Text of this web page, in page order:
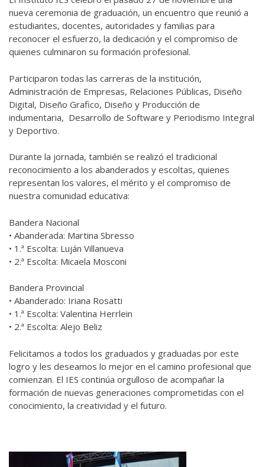
nueva ceremonia de graduación, un encuentro que reunió a
estudiantes, docentes, autoridades y familias para
reconocer el esfuerzo, la dedicación y el compromiso de
quienes culminaron su formación profesional.
Participaron todas las carreras de la institución,
Administración de Empresas, Relaciones Públicas, Diseño
Digital, Diseño Grafico, Diseño y Producción de
indumentaria, Desarrollo de Software y Periodismo Integral
y Deportivo.
Durante la jornada, también se realizó el tradicional
reconocimiento a los abanderados y escoltas, quienes
representan los valores, el mérito y el compromiso de
nuestra comunidad educativa:
Bandera Nacional
• Abanderada: Martina Sbresso
• 1.ª Escolta: Luján Villanueva
• 2.ª Escolta: Micaela Mosconi
Bandera Provincial
• Abanderado: Iriana Rosatti
• 1.ª Escolta: Valentina Herrlein
• 2.ª Escolta: Alejo Beliz
Felicitamos a todos los graduados y graduadas por este
logro y les deseamos lo mejor en el camino profesional que
comienzan. El IES continúa orgulloso de acompañar la
formación de nuevas generaciones comprometidas con el
conocimiento, la creatividad y el futuro.